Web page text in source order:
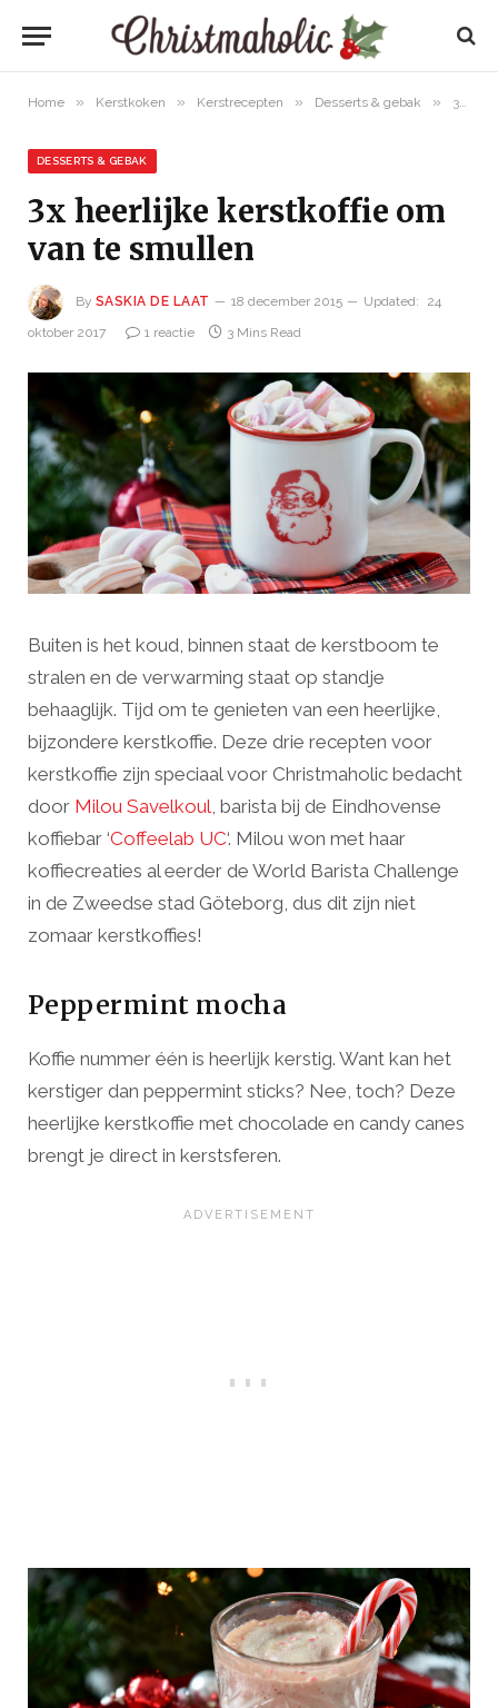
Home » Kerstkoken » Kerstrecepten » Desserts & gebak » 3x heerlijke kerstkoffie om van te smullen
DESSERTS & GEBAK
3x heerlijke kerstkoffie om
van te smullen
By SASKIA DE LAAT 18 december 2015 Updated:
24
oktober 2017
1 reactie 3 Mins Read
Buiten is het koud, binnen staat de kerstboom te
stralen en de verwarming staat op standje
behaaglijk. Tijd om te genieten van een heerlijke,
bijzondere kerstkoffie. Deze drie recepten voor
kerstkoffie zijn speciaal voor Christmaholic bedacht
door Milou Savelkoul, barista bij de Eindhovense
koffiebar ‘Coffeelab UC‘. Milou won met haar
koffiecreaties al eerder de World Barista Challenge
in de Zweedse stad Göteborg, dus dit zijn niet
zomaar kerstkoffies!
Peppermint mocha
Koffie nummer één is heerlijk kerstig. Want kan het
kerstiger dan peppermint sticks? Nee, toch? Deze
heerlijke kerstkoffie met chocolade en candy canes
brengt je direct in kerstsferen.